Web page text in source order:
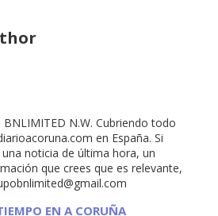
BNLIMITED N.W. Cubriendo todo
en España. Si
noticia de última hora, un
que crees que es relevante,
EN A CORUÑA